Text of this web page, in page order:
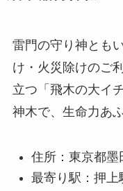
雷門の守り神とも
け・火災除けのご
立つ「飛木の大イ
神木で、生命力あ
住所：東京都墨
最寄り駅：押上